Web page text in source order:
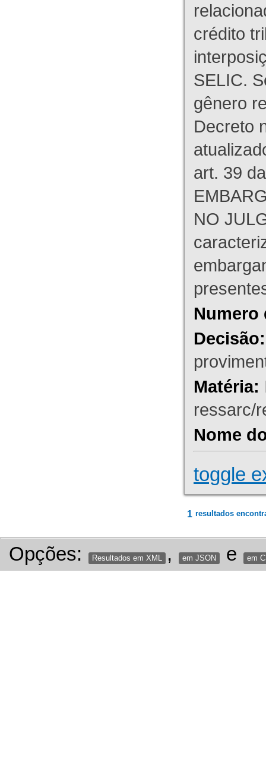
crédito
SELIC.
gênero
Decreto
art. 39
NO
Numero
Decisão:
Matéria:
ressarc/
Nome
toggle
1 resultados
Opções: Resultados em XML , em JSON e em